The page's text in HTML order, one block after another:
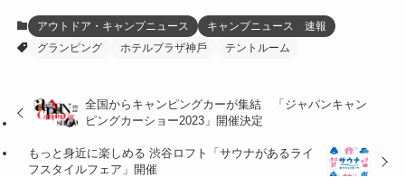
(27) (41)
(47)
(1)
(4)
(16)
(1)
アウトドア・キャンプニュース
キャンプニュース 速報
グランピング
ホテルプラザ神⼾ テントルーム
全国からキャンピングカーが集結 「ジャパンキャン
ピングカーショー2023」開催決定
もっと身近に楽しめる 渋谷ロフト「サウナがあるライ
フスタイルフェア」開催